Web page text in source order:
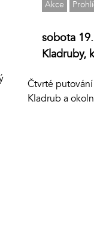
Akce
sobota
Kladruby,
Čtvrté
Kladrub a